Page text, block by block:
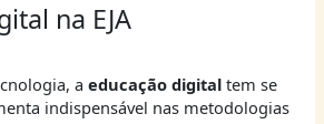
na EJA
aeducação digital tem se
indispensável nas metodologias